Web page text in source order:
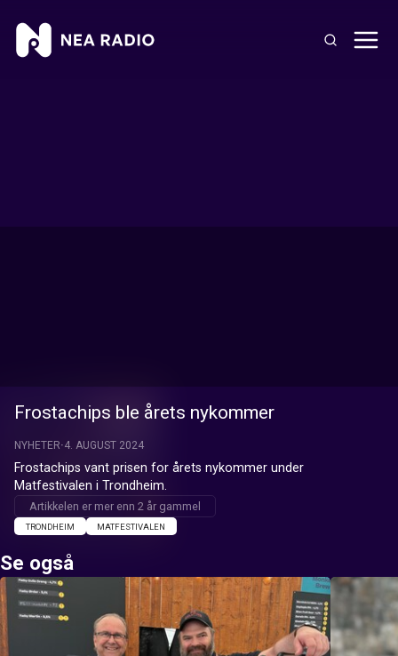
Frostachips ble årets nykommer
NYHETER 4. AUGUST 2024
Frostachips vant prisen for årets nykommer under
Matfestivalen i Trondheim.
Artikkelen er mer enn 2 år gammel
TRONDHEIM MATFESTIVALEN
Se også